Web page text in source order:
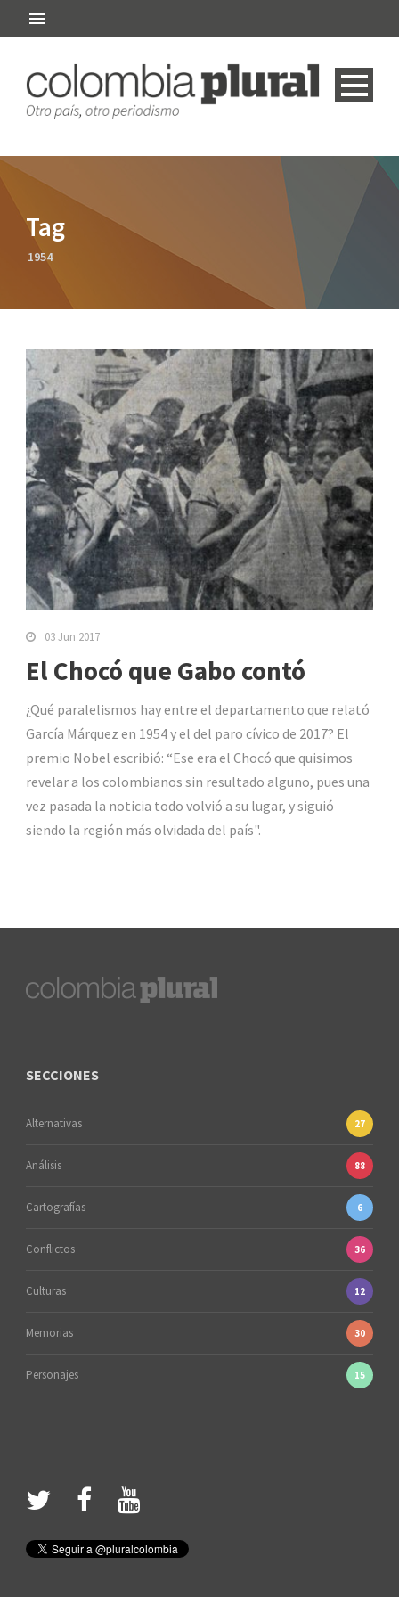
Tag
1954
03 Jun 2017
El Chocó que Gabo contó
¿Qué paralelismos hay entre el departamento que relató
García Márquez en 1954 y el del paro cívico de 2017? El
premio Nobel escribió: “Ese era el Chocó que quisimos
revelar a los colombianos sin resultado alguno, pues una
vez pasada la noticia todo volvió a su lugar, y siguió
siendo la región más olvidada del país".
SECCIONES
Alternativas 27
Análisis 88
Cartografías 6
Conflictos 36
Culturas 12
Memorias 30
Personajes 15